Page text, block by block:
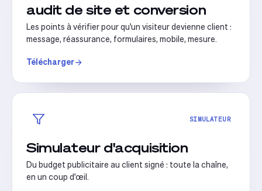
audit de site et conversion
Les points à vérifier pour qu'un visiteur devienne client :
message, réassurance, formulaires, mobile, mesure.
Télécharger
SIMULATEUR
Simulateur d'acquisition
Du budget publicitaire au client signé : toute la chaîne,
en un coup d'œil.